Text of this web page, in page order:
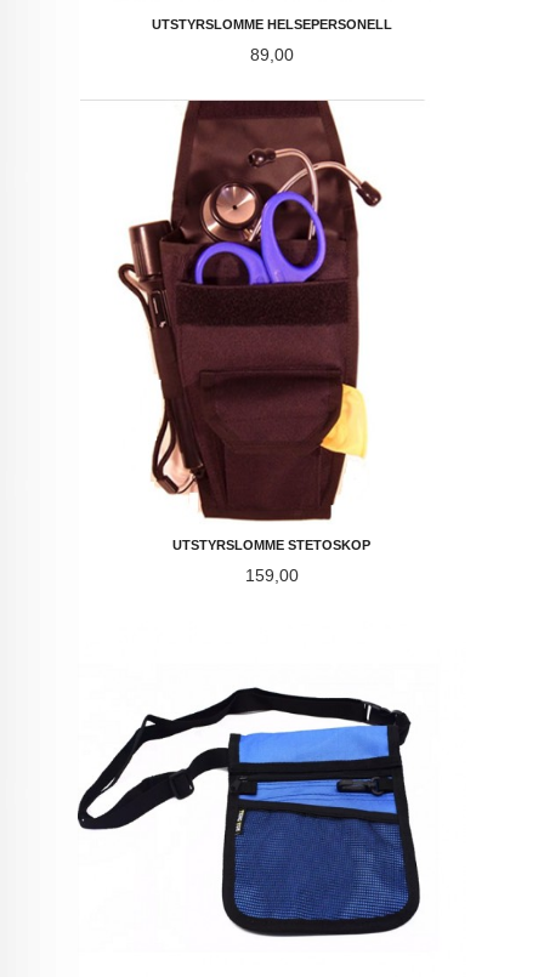
UTSTYRSLOMME HELSEPERSONELL
Pris
89,00
UTSTYRSLOMME STETOSKOP
Pris
159,00